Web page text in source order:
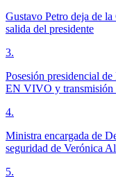
Gustavo Petro deja de
salida del presidente
3.
Posesión presidencial
EN VIVO y transmisión
4.
Ministra encargada de
seguridad de Verónica
5.